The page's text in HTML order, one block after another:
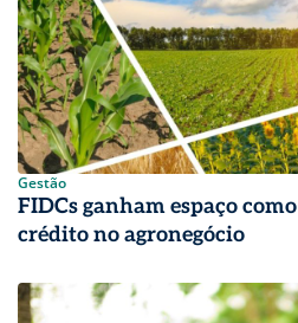
Gestão
FIDCs ganham espaço
crédito no agronegócio